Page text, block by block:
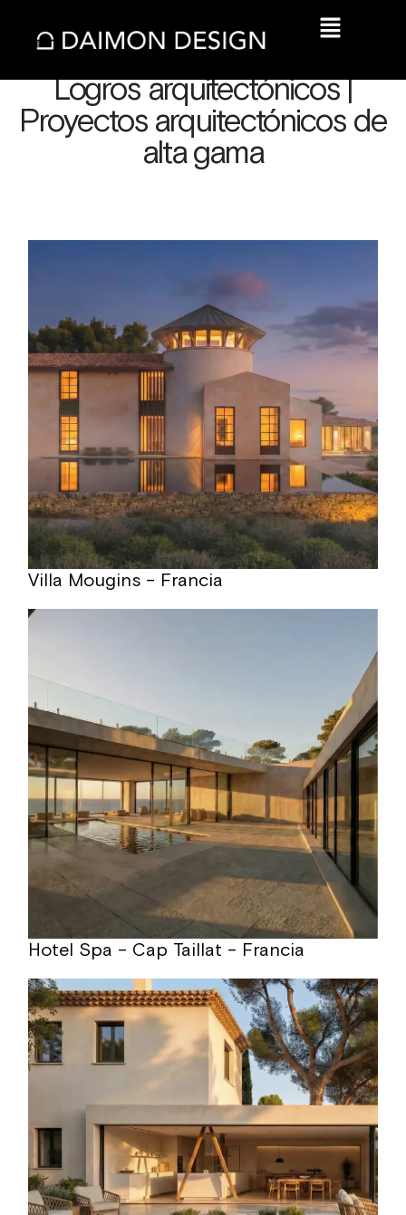
Logros arquitectónicos |
Proyectos arquitectónicos de
alta gama
Villa Mougins – Francia
Hotel Spa – Cap Taillat – Francia